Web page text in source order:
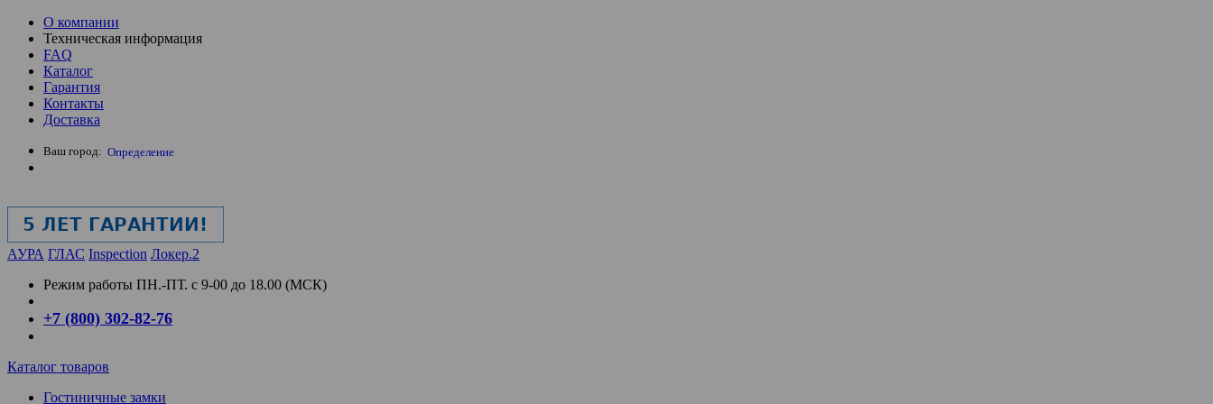
О компании
Техническая информация
FAQ
Каталог
Гарантия
Контакты
Доставка
Ваш город: Определение
АУРА ГЛАС Inspection Локер.2
Режим работы ПН.-ПТ. с 9-00 до 18.00 (МСК)
+7 (800) 302-82-76
Каталог товаров
Гостиничные замки